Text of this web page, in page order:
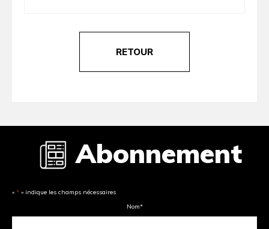
RETOUR
Abonnement
« * » indique les champs nécessaires
Nom*